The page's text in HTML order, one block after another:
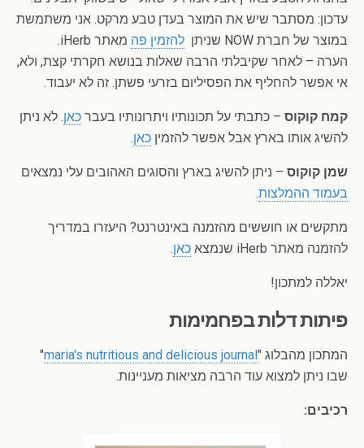
עדכון: מסתבר שיש את המוצר בעדן טבע מרקט. אני משתמשת
במוצר של חברת NOW שניתן
להזמין פה מאתר iHerb.
הערה – לאחר שקיבלתי הרבה שאלות בנושא חקרתי קצת, ולא,
אי אפשר להחליף את הפסיליום בזרעי פשתן. זה לא יעבוד.
קמח קוקוס – כתבתי על תכונותיו ויתרונותיו בעבר כאן. לא ניתן
להשיג אותו בארץ אבל אפשר להזמין כאן.
שמן קוקוס – ניתן להשיג בארץ והסוגים האהובים עלי נמצאים
בעמוד ההמלצות.
מתקשים או חוששים מהזמנה באינטרנט? היעזרו במדריך
להזמנה מאתר iHerb שנמצא
כאן.
יאללה למתכון!
פיתות דלות בפחמימות
המתכון מהבלוג "maria's nutritious and delicious journal
"
שבו ניתן למצוא עוד הרבה מציאות מעניינות.
רכיבים: